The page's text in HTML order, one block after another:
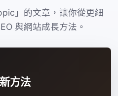
」的文章，讓你從更細
與網站成長方法。
方法